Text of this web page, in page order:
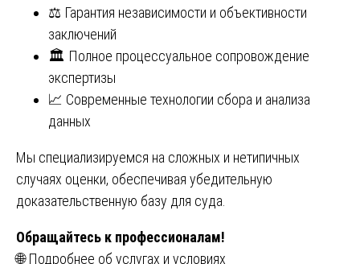
⚖️ Гарантия независимости и объективности
заключений
🏛️ Полное процессуальное сопровождение
экспертизы
📈 Современные технологии сбора и анализа
данных
Мы специализируемся на сложных и нетипичных
случаях оценки, обеспечивая убедительную
доказательственную базу для суда.
Обращайтесь к профессионалам!
🌐 Подробнее об услугах и условиях